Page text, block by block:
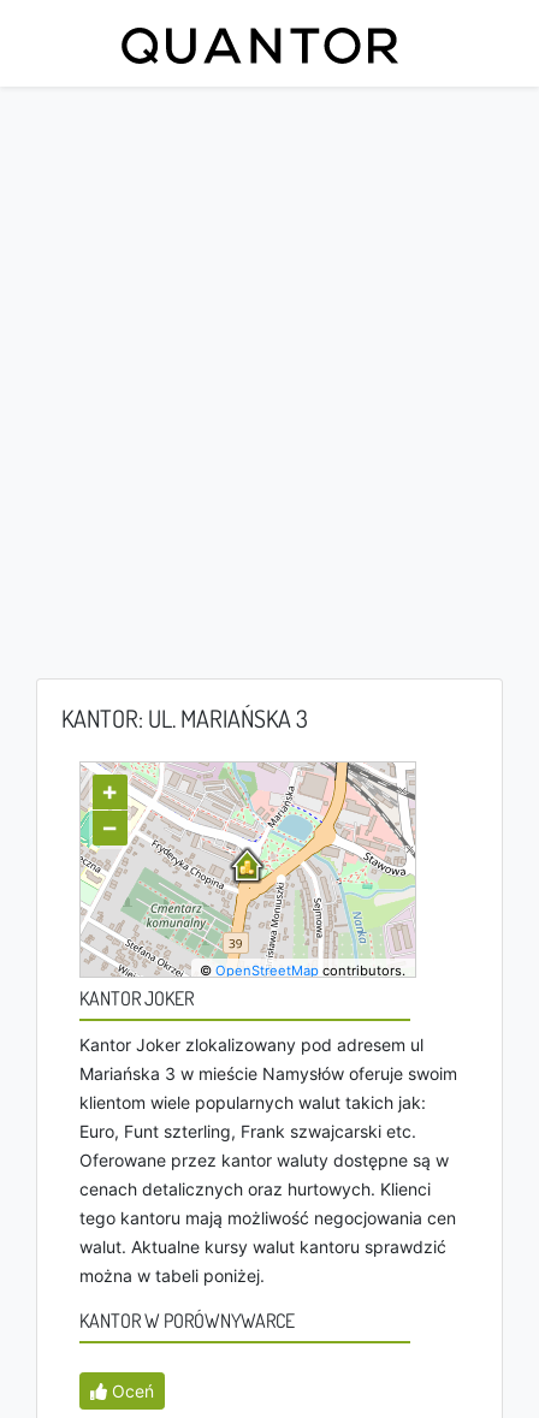
KANTOR: UL. MARIAŃSKA 3
+
−
©OpenStreetMap contributors.
KANTOR JOKER
Kantor Joker zlokalizowany pod adresem ul
Mariańska 3 w mieście Namysłów oferuje swoim
klientom wiele popularnych walut takich jak:
Euro, Funt szterling, Frank szwajcarski etc.
Oferowane przez kantor waluty dostępne są w
cenach detalicznych oraz hurtowych. Klienci
tego kantoru mają możliwość negocjowania cen
walut. Aktualne kursy walut kantoru sprawdzić
można w tabeli poniżej.
KANTOR W PORÓWNYWARCE
Oceń